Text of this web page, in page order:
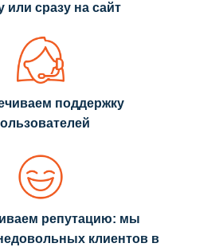
или сразу на сайт
репутацию: мы
клиентов в
поддержку